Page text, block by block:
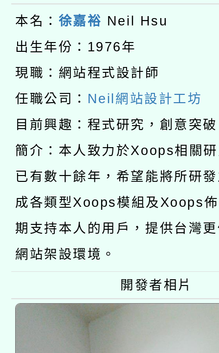
招甄選結果公告(無人
招)
適應運動共學行動站研
本館辦理115年度閱讀
暨閱讀推動專業研習
礎課程
「數位內容與教學軟體
有關大陸委員會函釋公
薪期間赴陸應申請許可
轉知經濟部水利署委託
業技術研究院辦理「
用水績優單位及節水達
115年8月22日(星期六
桃園市孔廟祈福系列
開 智慧啟航」
2026年桃園地景藝術
本名： 徐嘉裕 Neil Hsu
出生年份：1976年
現職：網站程式設計師
任職公司： Neil網站設計工坊
目前興趣：程式研究，創意突
簡介：本人致力於Xoops相關
已有數十餘年，希望能將所研
成各類型Xoops模組及Xoops
期支持本人的用戶，提供台灣
網站架設環境。
開發者相片